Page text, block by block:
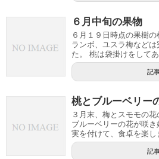
６月中旬の果物
６月１９日時点の果樹
ランボ、ユスラ梅など
た。 桃は袋掛けをして
記
桃とブルーベリー
３月末、梅とスモモの
ブルーベリーの花が咲
実を付けて、食卓を楽
記